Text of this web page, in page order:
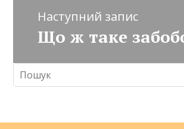
Наступний запис
Що ж таке